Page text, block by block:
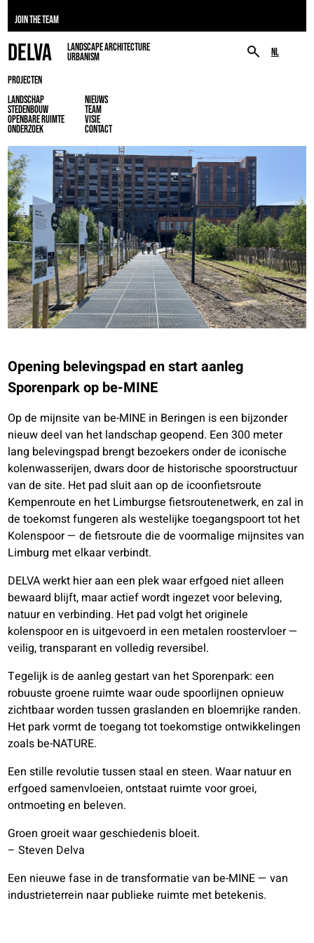
JOIN THE TEAM
NL
DELVA
LANDSCAPE ARCHITECTURE
URBANISM
PROJECTEN
LANDSCHAP
STEDENBOUW
OPENBARE RUIMTE
ONDERZOEK
NIEUWS
TEAM
VISIE
CONTACT
Opening belevingspad en start aanleg
Sporenpark op be-MINE
Op de mijnsite van be-MINE in Beringen is een bijzonder
nieuw deel van het landschap geopend. Een 300 meter
lang belevingspad brengt bezoekers onder de iconische
kolenwasserijen, dwars door de historische spoorstructuur
van de site. Het pad sluit aan op de icoonfietsroute
Kempenroute en het Limburgse fietsroutenetwerk, en zal in
de toekomst fungeren als westelijke toegangspoort tot het
Kolenspoor — de fietsroute die de voormalige mijnsites van
Limburg met elkaar verbindt.
DELVA werkt hier aan een plek waar erfgoed niet alleen
bewaard blijft, maar actief wordt ingezet voor beleving,
natuur en verbinding. Het pad volgt het originele
kolenspoor en is uitgevoerd in een metalen roostervloer —
veilig, transparant en volledig reversibel.
Tegelijk is de aanleg gestart van het Sporenpark: een
robuuste groene ruimte waar oude spoorlijnen opnieuw
zichtbaar worden tussen graslanden en bloemrijke randen.
Het park vormt de toegang tot toekomstige ontwikkelingen
zoals be-NATURE.
Een stille revolutie tussen staal en steen. Waar natuur en
erfgoed samenvloeien, ontstaat ruimte voor groei,
ontmoeting en beleven.
Groen groeit waar geschiedenis bloeit.
– Steven Delva
Een nieuwe fase in de transformatie van be-MINE — van
industrieterrein naar publieke ruimte met betekenis.